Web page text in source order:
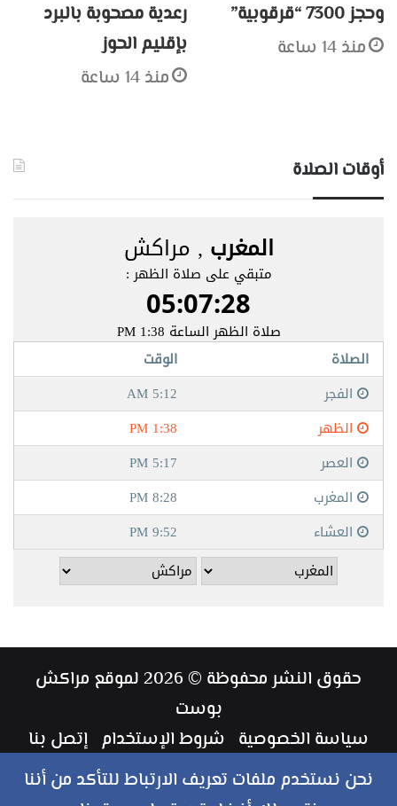
وحجز 7300 “قرقوبية”
منذ 14 ساعة
رعدية مصحوبة بالبرد
بإقليم الحوز
منذ 14 ساعة
أوقات الصلاة
حقوق النشر محفوظة © 2026 لموقع مراكش
بوست
سياسة الخصوصية شروط الإستخدام إتصل بنا
طاقم العمل
نحن نستخدم ملفات تعريف الارتباط للتأكد من أننا